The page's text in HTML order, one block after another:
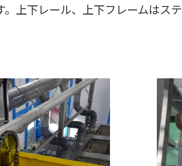
上下レール、上下フレームはス